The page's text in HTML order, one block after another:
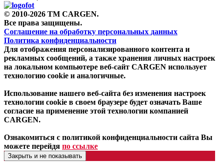
© 2010-2026 TM CARGEN.
Все права защищены.
Соглашение на обработку персональных данных
Политика конфиденциальности
Для отображения персонализированного контента и
рекламных сообщений, а также хранения личных настроек
на локальном компьютере веб-сайт CARGEN использует
технологию cookie и аналогичные.
Использование нашего веб-сайта без изменения настроек
технологии cookie в своем браузере будет означать Ваше
согласие на применение этой технологии компанией
CARGEN.
Ознакомиться с политикой конфиденциальности сайта Вы
можете перейдя по ссылке
Закрыть и не показывать